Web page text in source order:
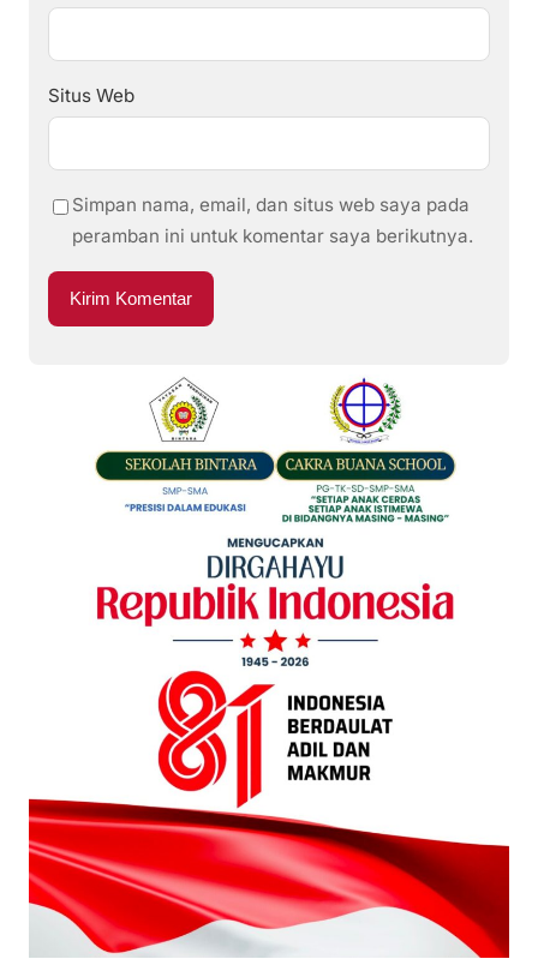
Situs Web
Simpan nama, email, dan situs web saya pada
peramban ini untuk komentar saya berikutnya.